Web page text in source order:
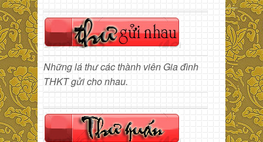
Những lá thư các thành viên Gia đình
THKT gửi cho nhau.